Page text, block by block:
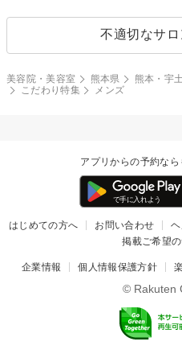
不適切なサ
美容院・美容室 熊本県 熊本・宇土
こだわり特集
メンズ
アプリからの予約なら
はじめての方へ お問い合わせ
掲載ご希望
企業情報 個人情報保護方針
© Rakuten